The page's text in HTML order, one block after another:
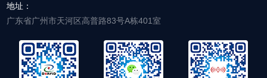
地址：
广东省广州市天河区高普路83号A栋401室